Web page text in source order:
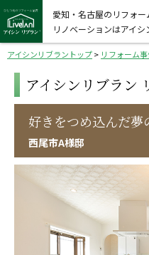
愛知・名古屋のリフォー
リノベーションはアイシ
アイシンリブラントップ> リフォーム
アイシンリブラン
好きをつめ込んだ夢
西尾市A様邸